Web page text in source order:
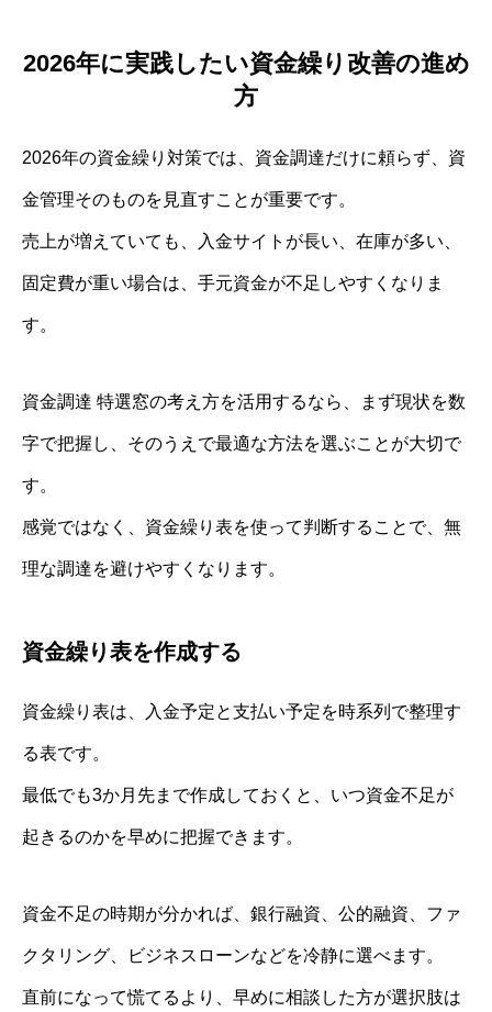
2026年に実践したい資金繰り改善の進め
方
2026年の資金繰り対策では、資金調達だけに頼らず、資
金管理そのものを見直すことが重要です。
売上が増えていても、入金サイトが長い、在庫が多い、
固定費が重い場合は、手元資金が不足しやすくなりま
す。
資金調達 特選窓の考え方を活用するなら、まず現状を数
字で把握し、そのうえで最適な方法を選ぶことが大切で
す。
感覚ではなく、資金繰り表を使って判断することで、無
理な調達を避けやすくなります。
資金繰り表を作成する
資金繰り表は、入金予定と支払い予定を時系列で整理す
る表です。
最低でも3か月先まで作成しておくと、いつ資金不足が
起きるのかを早めに把握できます。
資金不足の時期が分かれば、銀行融資、公的融資、ファ
クタリング、ビジネスローンなどを冷静に選べます。
直前になって慌てるより、早めに相談した方が選択肢は